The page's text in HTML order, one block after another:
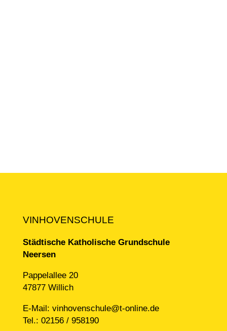
VINHOVENSCHULE
Städtische Katholische Grundschule
Neersen
Pappelallee 20
47877 Willich
E-Mail: vinhovenschule@t-online.de
Tel.: 02156 / 958190